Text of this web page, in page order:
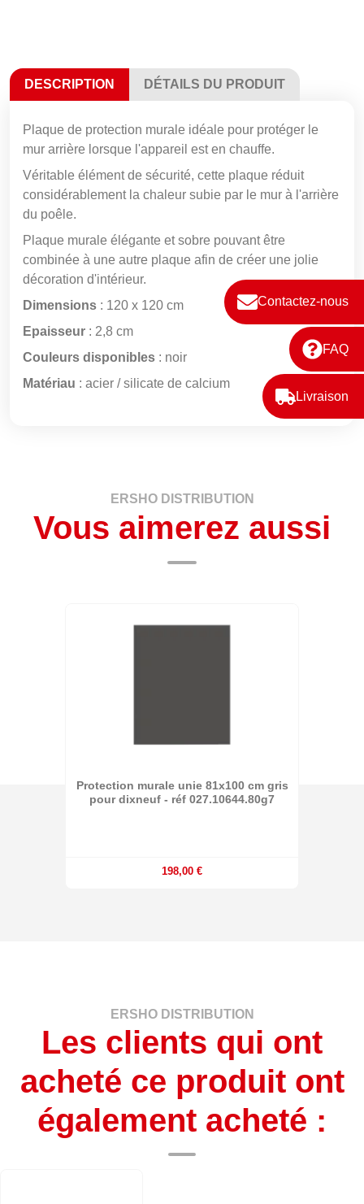
Contactez-nous
FAQ
Livraison
DESCRIPTION DÉTAILS DU PRODUIT
Plaque de protection murale idéale pour protéger le
mur arrière lorsque l'appareil est en chauffe.
Véritable élément de sécurité, cette plaque réduit
considérablement la chaleur subie par le mur à l'arrière
du poêle.
Plaque murale élégante et sobre pouvant être
combinée à une autre plaque afin de créer une jolie
décoration d'intérieur.
Dimensions : 120 x 120 cm
Epaisseur : 2,8 cm
Couleurs disponibles : noir
Matériau : acier / silicate de calcium
ERSHO DISTRIBUTION
Vous aimerez aussi
Protection murale unie 81x100 cm gris
pour dixneuf - réf 027.10644.80g7
198,00 €
ERSHO DISTRIBUTION
Les clients qui ont
acheté ce produit ont
également acheté :